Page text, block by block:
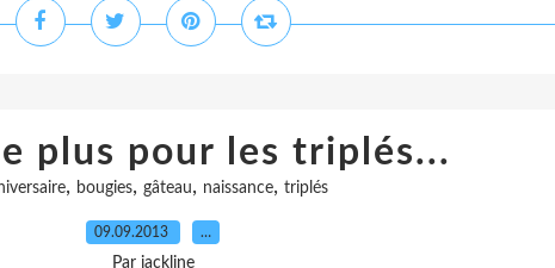
plus pour les triplés...
, bougies, gâteau, naissance, triplés
09.09.2013 …
Par jackline